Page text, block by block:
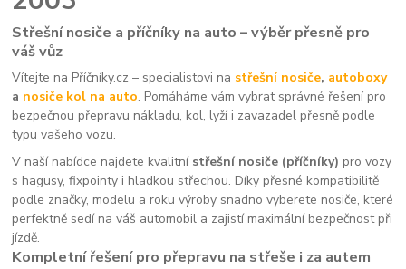
Střešní nosiče a příčníky na auto – výběr přesně pro
váš vůz
Vítejte na Příčníky.cz – specialistovi na střešní nosiče, autoboxy
a nosiče kol na auto. Pomáháme vám vybrat správné řešení pro
bezpečnou přepravu nákladu, kol, lyží i zavazadel přesně podle
typu vašeho vozu.
V naší nabídce najdete kvalitní střešní nosiče (příčníky) pro vozy
s hagusy, fixpointy i hladkou střechou. Díky přesné kompatibilitě
podle značky, modelu a roku výroby snadno vyberete nosiče, které
perfektně sedí na váš automobil a zajistí maximální bezpečnost při
jízdě.
Kompletní řešení pro přepravu na střeše i za autem